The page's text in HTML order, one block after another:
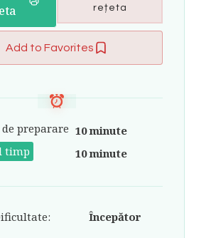
rețeta
Add to Favorites
preparare 10 minute
timp
10 minute
Începător